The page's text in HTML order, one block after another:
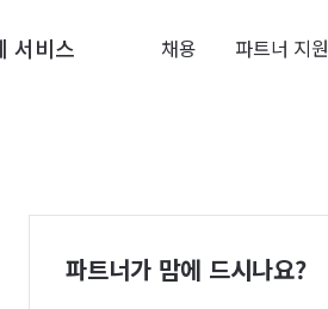
서비스 채용 파트너 지원
파트너가 맘에 드시나요?